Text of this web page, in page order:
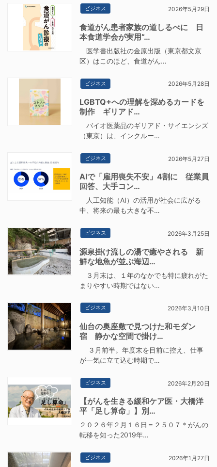
ビジネス 2026年5月29日
食道がん患者家族の道しるべに 日
本食道学会が実用“…
医学書出版社の金原出版（東京都文京
区）はこのほど、食道がん…
ビジネス 2026年5月28日
LGBTQ+への理解を深めるカードを
制作 ギリアド…
バイオ医薬品のギリアド・サイエンシズ
（東京）は、インクルー…
ビジネス 2026年5月27日
AIで「雇用喪失不安」4割に 従業員
回答、大手コン…
人工知能（AI）の活用が社会に広がる
中、将来の最も大きな不…
ビジネス 2026年3月25日
源泉掛け流しの湯で癒やされる 新
鮮な地魚が並ぶ海辺…
３月末は、１年のなかでも特に疲れがた
まりやすい時期ではない…
ビジネス 2026年3月10日
仙台の奥座敷で見つけた和モダン
宿 静かな空間で掛け…
３月前半。年度末を目前に控え、仕事
が一気に立て込む時期で…
ビジネス 2026年2月20日
【がんを生きる緩和ケア医・大橋洋
平「足し算命」】別…
２０２６年２月１６日＝２５０７＊がんの
転移を知った2019年…
ビジネス 2026年1月27日